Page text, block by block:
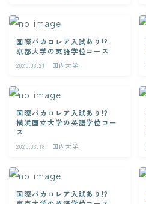
国際バカロレア入試あり!?
京都大学の英語学位コース
2020.03.21 国内大学
国際バカロレア入試あり!?
横浜国立大学の英語学位コー
ス
2020.03.18 国内大学
国際バカロレア入試あり!?